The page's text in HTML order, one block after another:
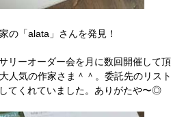
の「alata」さんを発見！
リーオーダー会を月に数回開催して頂
人気の作家さま＾＾。委託先のリスト
てくれていました。ありがたや〜◎